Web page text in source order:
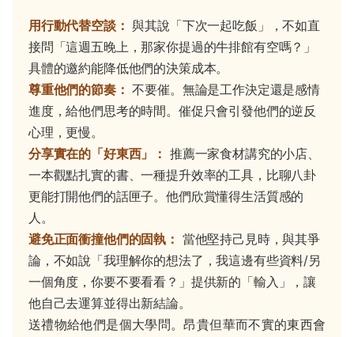
用行動代替空談： 與其說「下次一起吃飯」，不如直
接問「這週五晚上，那家你提過的牛排館有空嗎？」
具體的邀約能降低他們的決策成本。
尊重他們的節奏： 不要催。無論是工作決定還是感情
進度，給他們思考的時間。催促只會引發他們的逆反
心理，更慢。
分享實在的「好東西」： 推薦一家食材講究的小店、
一本觀點扎實的書、一種提升效率的工具，比聊八卦
更能打開他們的話匣子。他們欣賞懂得生活質感的
人。
避免正面衝撞他們的固執： 當他堅持己見時，與其爭
論，不如說「我理解你的想法了，我這邊有些資料/另
一個角度，你要不要看看？」提供新的「輸入」，讓
他自己去運算並得出新結論。
送禮物給他們是個大學問。昂貴但華而不實的東西會